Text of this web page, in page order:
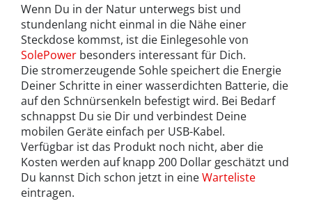
Wenn Du in der Natur unterwegs bist und
stundenlang nicht einmal in die Nähe einer
Steckdose kommst, ist die Einlegesohle von
SolePower besonders interessant für Dich.
Die stromerzeugende Sohle speichert die Energie
Deiner Schritte in einer wasserdichten Batterie, die
auf den Schnürsenkeln befestigt wird. Bei Bedarf
schnappst Du sie Dir und verbindest Deine
mobilen Geräte einfach per USB-Kabel.
Verfügbar ist das Produkt noch nicht, aber die
Kosten werden auf knapp 200 Dollar geschätzt und
Du kannst Dich schon jetzt in eineWarteliste
eintragen.